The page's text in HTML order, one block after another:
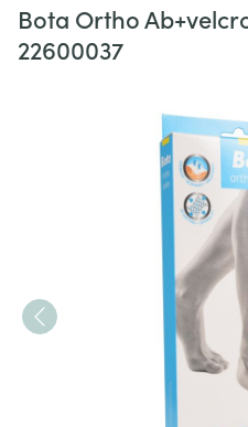
Bota Ortho
22600037